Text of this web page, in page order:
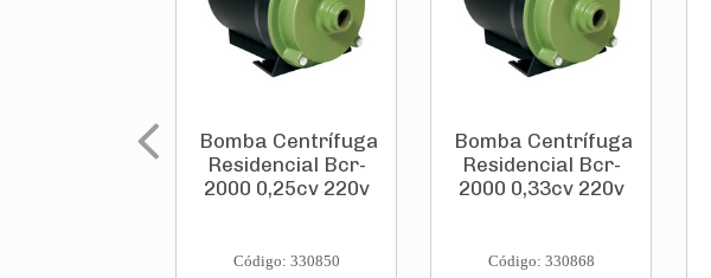
Bomba Centrífuga
Residencial Bcr-
2000 0,25cv 220v
Código: 330850
Bomba Centrífuga
Residencial Bcr-
2000 0,33cv 220v
Código: 330868